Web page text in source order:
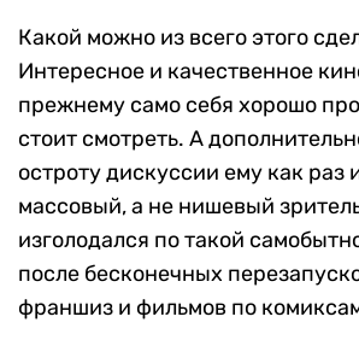
Какой можно из всего этого
Интересное и качественное
прежнему само себя хорошо
стоит смотреть. А
остроту дискуссии ему как раз
массовый, а не нишевый
изголодался по такой
после бесконечных
франшиз и фильмов по